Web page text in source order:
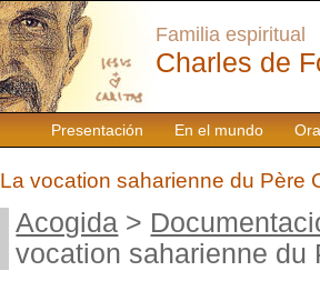
Presentación En el mundo
Familia espiritual
Charles de
La vocation saharienne du Père
Acogida >
vocation saharienne du